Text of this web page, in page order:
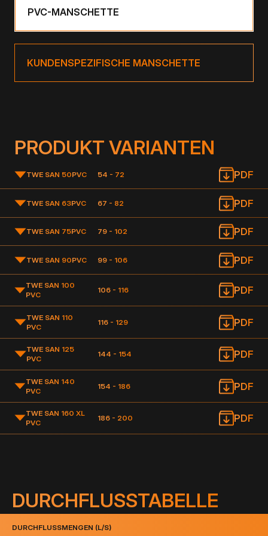
PVC-MANSCHETTE
KUNDENSPEZIFISCHE MANSCHETTE
PRODUKT VARIANTEN
TWE SAN 50PVC 54 - 72 PDF
TWE SAN 63PVC 67 - 82 PDF
TWE SAN 75PVC 79 - 102 PDF
TWE SAN 90PVC 99 - 106 PDF
TWE SAN 100
PVC
106 - 116 PDF
TWE SAN 110
PVC
116 - 129 PDF
TWE SAN 125
PVC
144 - 154 PDF
TWE SAN 140
PVC
154 - 186 PDF
TWE SAN 160 XL
PVC
186 - 200 PDF
DURCHFLUSSTABELLE
DURCHFLUSSMENGEN (L/S)